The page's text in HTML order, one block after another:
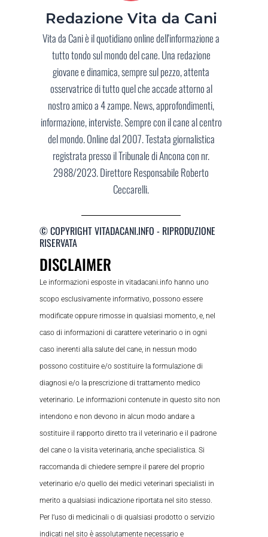
Redazione Vita da Cani
Vita da Cani è il quotidiano online dell'informazione a
tutto tondo sul mondo del cane. Una redazione
giovane e dinamica, sempre sul pezzo, attenta
osservatrice di tutto quel che accade attorno al
nostro amico a 4 zampe. News, approfondimenti,
informazione, interviste. Sempre con il cane al centro
del mondo. Online dal 2007. Testata giornalistica
registrata presso il Tribunale di Ancona con nr.
2988/2023. Direttore Responsabile Roberto
Ceccarelli.
© COPYRIGHT VITADACANI.INFO - RIPRODUZIONE
RISERVATA
DISCLAIMER
Le informazioni esposte in vitadacani.info hanno uno
scopo esclusivamente informativo, possono essere
modificate oppure rimosse in qualsiasi momento, e, nel
caso di informazioni di carattere veterinario o in ogni
caso inerenti alla salute del cane, in nessun modo
possono costituire e/o sostituire la formulazione di
diagnosi e/o la prescrizione di trattamento medico
veterinario. Le informazioni contenute in questo sito non
intendono e non devono in alcun modo andare a
sostituire il rapporto diretto tra il veterinario e il padrone
del cane o la visita veterinaria, anche specialistica. Si
raccomanda di chiedere sempre il parere del proprio
veterinario e/o quello dei medici veterinari specialisti in
merito a qualsiasi indicazione riportata nel sito stesso.
Per l’uso di medicinali o di qualsiasi prodotto o servizio
indicati nel sito è assolutamente necessario e